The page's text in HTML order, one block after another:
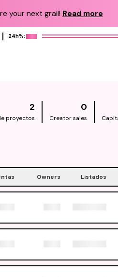
your next grail! Read more
24h%:
2
proyectos
0
Creator sales
Owners Listados